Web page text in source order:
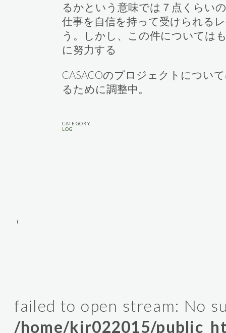
るかという意味では７点くらい
仕事を自信を持って受けられる
う。しかし、この件については
に努力する
CASACOのプロジェクトについ
るために調整中。
CATEGORY
LOG
⟨
failed to open stream: No
/home/kir022015/